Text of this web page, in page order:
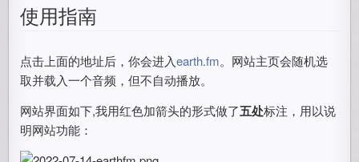
使用指南
点击上面的地址后，你会进入earth.fm。网站主页会随机选
取并载入一个音频，但不自动播放。
网站界面如下,我用红色加箭头的形式做了五处标注，用以说
明网站功能：